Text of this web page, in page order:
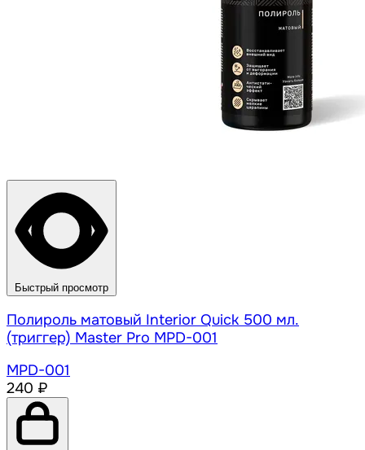
Быстрый просмотр
Полироль матовый Interior Quick 500 мл.
(триггер) Master Pro MPD-001
MPD-001
240 ₽